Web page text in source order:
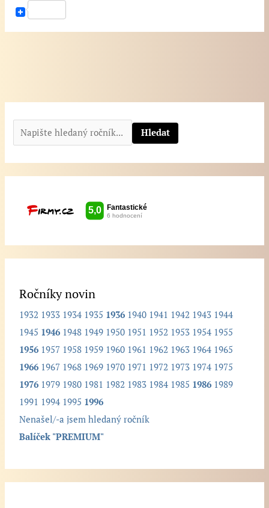
p
i
Hledat
Ročníky novin
1932 1933 1934 1935 1936 1940 1941 1942 1943 1944
1945 1946 1948 1949 1950 1951 1952 1953 1954 1955
1956 1957 1958 1959 1960 1961 1962 1963 1964 1965
1966 1967 1968 1969 1970 1971 1972 1973 1974 1975
1976 1979 1980 1981 1982 1983 1984 1985 1986 1989
1991 1994 1995 1996
Nenašel/-a jsem hledaný ročník
Balíček "PREMIUM"